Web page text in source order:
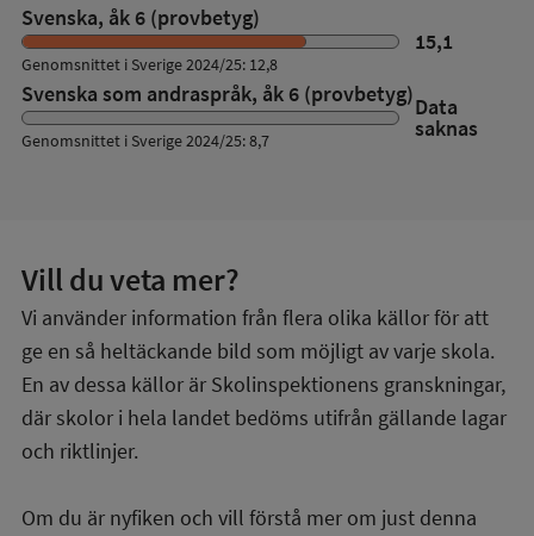
Svenska, åk 6 (provbetyg)
15,1
Genomsnittet i Sverige 2024/25: 12,8
Svenska som andraspråk, åk 6 (provbetyg)Data
saknas
Genomsnittet i Sverige 2024/25: 8,7
Vill du veta mer?
Vi använder information från flera olika källor för att
ge en så heltäckande bild som möjligt av varje skola.
En av dessa källor är Skolinspektionens granskningar,
där skolor i hela landet bedöms utifrån gällande lagar
och riktlinjer.
Om du är nyfiken och vill förstå mer om just denna